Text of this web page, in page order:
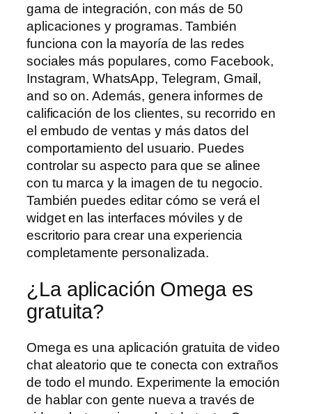
gama de integración, con más de 50
aplicaciones y programas. También
funciona con la mayoría de las redes
sociales más populares, como Facebook,
Instagram, WhatsApp, Telegram, Gmail,
and so on. Además, genera informes de
calificación de los clientes, su recorrido en
el embudo de ventas y más datos del
comportamiento del usuario. Puedes
controlar su aspecto para que se alinee
con tu marca y la imagen de tu negocio.
También puedes editar cómo se verá el
widget en las interfaces móviles y de
escritorio para crear una experiencia
completamente personalizada.
¿La aplicación Omega es
gratuita?
Omega es una aplicación gratuita de video
chat aleatorio que te conecta con extraños
de todo el mundo. Experimente la emoción
de hablar con gente nueva a través de